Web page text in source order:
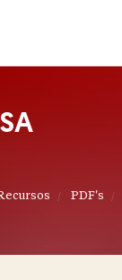
PDF's